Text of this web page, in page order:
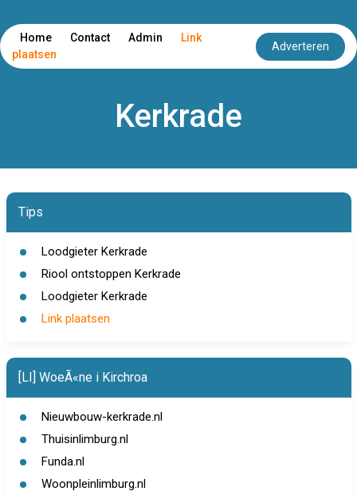
Home Contact Admin
Link
plaatsen
Adverteren
Kerkrade
Tips
Loodgieter Kerkrade
Riool ontstoppen Kerkrade
Loodgieter Kerkrade
Link plaatsen
[LI] WoeÃ«ne i Kirchroa
Nieuwbouw-kerkrade.nl
Thuisinlimburg.nl
Funda.nl
Woonpleinlimburg.nl